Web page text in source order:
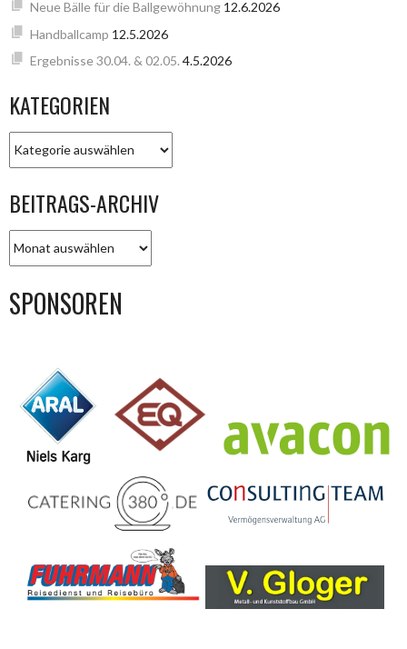
Neue Bälle für die Ballgewöhnung 12.6.2026
Handballcamp 12.5.2026
Ergebnisse 30.04. & 02.05. 4.5.2026
KATEGORIEN
BEITRAGS-ARCHIV
ARCHIV
SPONSOREN